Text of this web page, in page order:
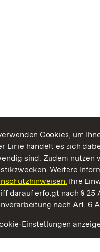
Cookies, um
Linie handelt es sich
sind. Zudem nutzen
Weitere
Ihre
darauf erfolgt nach § 25
nach Art. 6
Einstellungen
Kommen. Staunen.